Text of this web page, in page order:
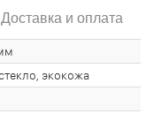
Доставка и оплата
экокожа